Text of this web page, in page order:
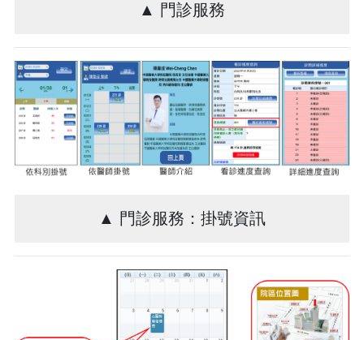
▲ 門診服務
▲ 門診服務：掛號資訊